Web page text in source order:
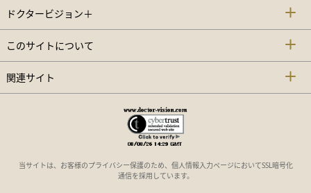
ドクタービジョン＋
このサイトについて
関連サイト
当サイトは、お客様のプライバシー保護のため、個人情報入力ページにおいてSSL暗号化
通信を採用しています。